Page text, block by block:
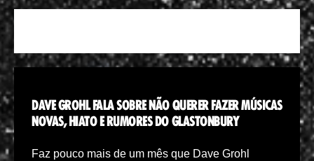
DAVE GROHL FALA SOBRE NÃO QUERER FAZER MÚSICAS
NOVAS, HIATO E RUMORES DO GLASTONBURY
Faz pouco mais de um mês que Dave Grohl